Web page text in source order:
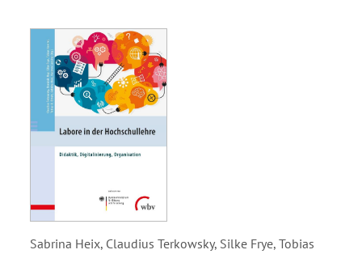
Sabrina Heix, Claudius Terkowsky, Silke Frye, Tobias